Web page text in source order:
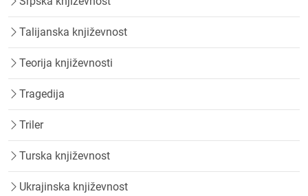
Talijanska književnost
Teorija književnosti
Tragedija
Triler
Turska književnost
Ukrajinska književnost